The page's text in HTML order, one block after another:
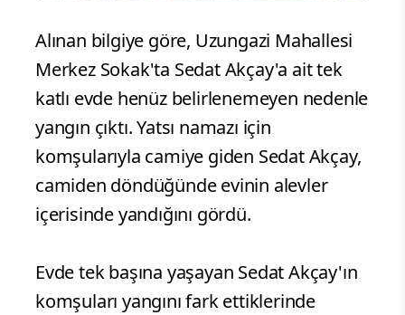
Alınan bilgiye göre, Uzungazi Mahallesi
Merkez Sokak'ta Sedat Akçay'a ait tek
katlı evde henüz belirlenemeyen nedenle
yangın çıktı. Yatsı namazı için
komşularıyla camiye giden Sedat Akçay,
camiden döndüğünde evinin alevler
içerisinde yandığını gördü.
Evde tek başına yaşayan Sedat Akçay'ın
komşuları yangını fark ettiklerinde